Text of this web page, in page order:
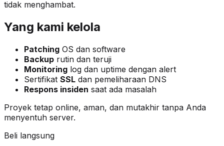
tidak menghambat.
Yang kami kelola
Patching OS dan software
Backup rutin dan teruji
Monitoring log dan uptime dengan alert
Sertifikat SSL dan pemeliharaan DNS
Respons insiden saat ada masalah
Proyek tetap online, aman, dan mutakhir tanpa Anda
menyentuh server.
Beli langsung